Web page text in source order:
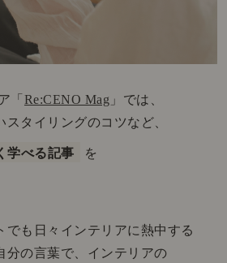
「 Re:CENO Mag 」では、
タイリングのコツなど、
学べる記事 を
でも日々インテリアに熱中する
分の言葉で、インテリアの